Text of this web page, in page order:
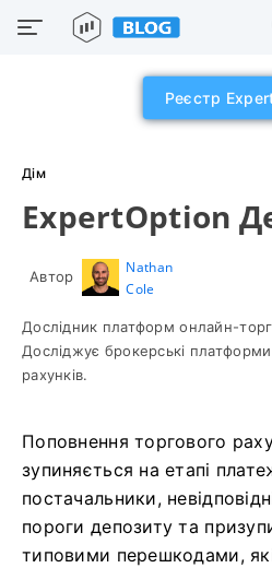
Реєстр
Дім
ExpertOption
Автор
Nathan
Cole
Дослідник платформ онлайн-
Досліджує брокерські
рахунків.
Поповнення торгового
зупиняється на етапі
постачальники,
пороги депозиту та
типовими перешкодами,